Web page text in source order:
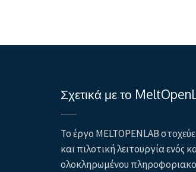
Σχετικά με το
Το έργο MELTOPENLAB
και πιλοτική λειτουργία ενός
ολοκληρωμένου